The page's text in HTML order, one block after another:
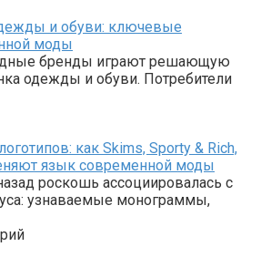
и обуви: ключевые
моды
бренды играют решающую
одежды и обуви. Потребители
как Skims, Sporty & Rich,
язык современной моды
роскошь ассоциировалась с
узнаваемые монограммы,